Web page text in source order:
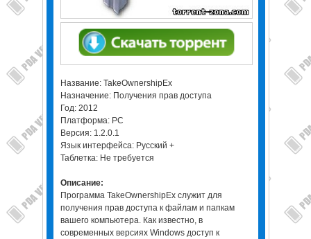
Название: TakeOwnershipEx
Назначение: Получения прав доступа
Год: 2012
Платформа: PC
Версия: 1.2.0.1
Язык интерфейса: Русский +
Таблетка: Не требуется
Описание:
Программа TakeOwnershipEx служит для
получения прав доступа к файлам и папкам
вашего компьютера. Как известно, в
современных версиях Windows доступ к